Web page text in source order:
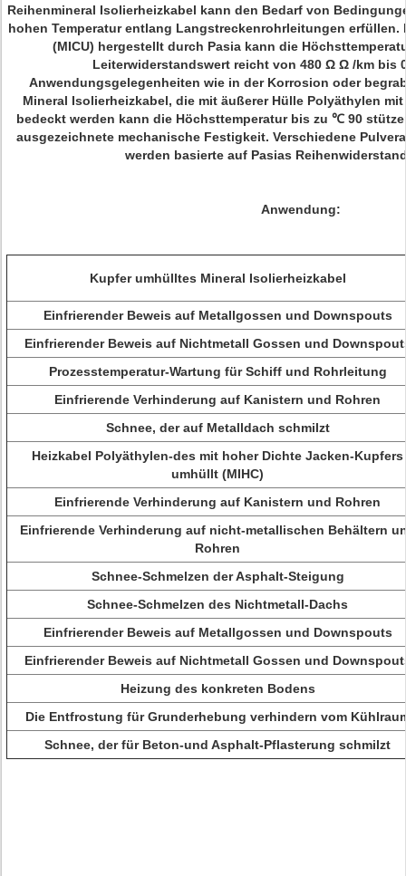
Reihenmineral Isolierheizkabel kann den Bedarf von
hohen Temperatur entlang Langstreckenrohrleitungen erfüllen.
(MICU) hergestellt durch Pasia kann die
Leiterwiderstandswert reicht von 480 Ω Ω /km bis
Anwendungsgelegenheiten wie in der Korrosion oder
Mineral Isolierheizkabel, die mit äußerer Hülle Polyäthylen mit
bedeckt werden kann die Höchsttemperatur bis zu ℃ 90
ausgezeichnete mechanische Festigkeit. Verschiedene
werden basierte auf Pasias
Anwendung:
Kupfer umhülltes Mineral Isolierheizkabel
Einfrierender Beweis auf Metallgossen und Downspouts
Einfrierender Beweis auf Nichtmetall Gossen und
Prozesstemperatur-Wartung für Schiff und Rohrleitung
Einfrierende Verhinderung auf Kanistern und Rohren
Schnee, der auf Metalldach schmilzt
Heizkabel Polyäthylen-des mit hoher Dichte Jacken-Kupfers
umhüllt (MIHC)
Einfrierende Verhinderung auf Kanistern und Rohren
Einfrierende Verhinderung auf nicht-metallischen Behältern
Rohren
Schnee-Schmelzen der Asphalt-Steigung
Schnee-Schmelzen des Nichtmetall-Dachs
Einfrierender Beweis auf Metallgossen und Downspouts
Einfrierender Beweis auf Nichtmetall Gossen und
Heizung des konkreten Bodens
Die Entfrostung für Grunderhebung verhindern vom
Schnee, der für Beton-und Asphalt-Pflasterung schmilzt